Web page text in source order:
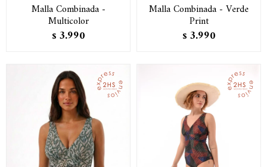
Malla Combinada -
Multicolor
$ 3.990
Malla Combinada - Verde
Print
$ 3.990